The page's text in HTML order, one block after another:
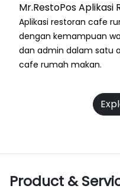
Mr.RestoPos Aplikasi
Aplikasi restoran cafe
dengan kemampuan
dan admin dalam satu
cafe rumah makan.
Product &